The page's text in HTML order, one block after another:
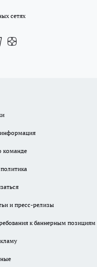
сетях
команде
и пресс-релизы
к баннерным позициям